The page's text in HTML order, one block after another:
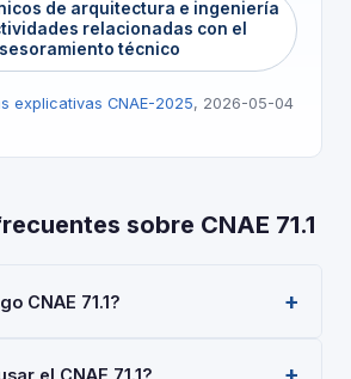
de arquitectura e ingeniería
relacionadas con el
técnico
explicativas CNAE-2025, 2026-05-04
sobre CNAE 71.1
CNAE 71.1?